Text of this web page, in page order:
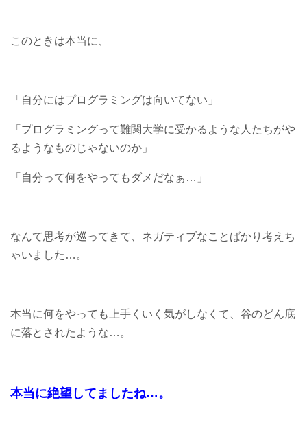
このときは本当に、
「自分にはプログラミングは向いてない」
「プログラミングって難関大学に受かるような人たちがや
るようなものじゃないのか」
「自分って何をやってもダメだなぁ…」
なんて思考が巡ってきて、ネガティブなことばかり考えち
ゃいました…。
本当に何をやっても上手くいく気がしなくて、谷のどん底
に落とされたような…。
本当に絶望してましたね…。